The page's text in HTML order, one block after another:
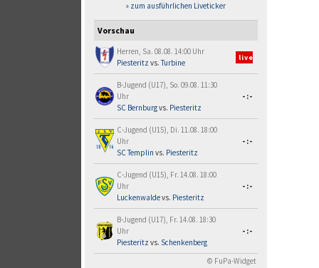
» zum ausführlichen Liveticker
Vorschau
Herren, Sa. 08.08. 14:00 Uhr
Piesteritz vs.Turbine
live
B-Jugend (U17), So. 09.08. 11:30
Uhr
SC Bernburgvs. Piesteritz
-:-
C-Jugend (U15), Di. 11.08. 18:00
Uhr
SC Templin vs. Piesteritz
-:-
C-Jugend (U15), Fr. 14.08. 18:00
Uhr
Luckenwaldevs. Piesteritz
-:-
B-Jugend (U17), Fr. 14.08. 18:30
Uhr
Piesteritz vs. Schenkenberg
-:-
© FuPa-Widget